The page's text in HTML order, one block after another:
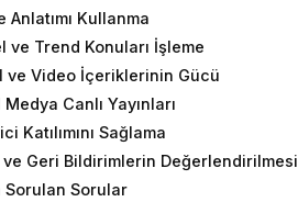
Anlatımı Kullanma
ve Trend Konuları İşleme
ve Video İçeriklerinin Gücü
Canlı Yayınları
Katılımını Sağlama
ve Geri Bildirimlerin Değerlendirilmesi
Sorulan Sorular